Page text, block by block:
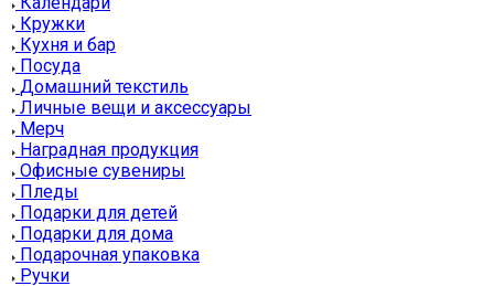
Кружки
Кухня и бар
Посуда
Домашний текстиль
Личные вещи и аксессуары
Мерч
Наградная продукция
Офисные сувениры
Пледы
Подарки для детей
Подарки для дома
Подарочная упаковка
Ручки